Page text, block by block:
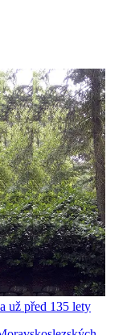
už před 135 lety